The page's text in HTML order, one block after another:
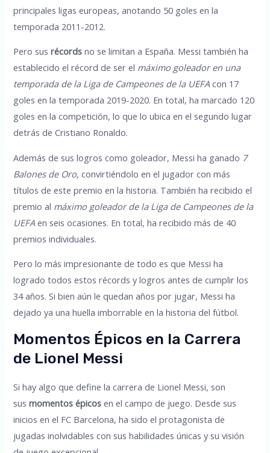
principales ligas europeas, anotando 50 goles en la
temporada 2011-2012.
Pero susrécords no se limitan a España. Messi también ha
establecido el récord de ser el máximo goleador en una
temporada de la Liga de Campeones de la UEFA con 17
goles en la temporada 2019-2020. En total, ha marcado 120
goles en la competición, lo que lo ubica en el segundo lugar
detrás de Cristiano Ronaldo.
Además de sus logros como goleador, Messi ha ganado 7
Balones de Oro, convirtiéndolo en el jugador con más
títulos de este premio en la historia. También ha recibido el
premio al máximo goleador de la Liga de Campeones de la
UEFA en seis ocasiones. En total, ha recibido más de 40
premios individuales.
Pero lo más impresionante de todo es que Messi ha
logrado todos estos récords y logros antes de cumplir los
34 años. Si bien aún le quedan años por jugar, Messi ha
dejado ya una huella imborrable en la historia del fútbol.
Momentos Épicos en la Carrera
de Lionel Messi
Si hay algo que define la carrera de Lionel Messi, son
susmomentos épicos en el campo de juego. Desde sus
inicios en el FC Barcelona, ha sido el protagonista de
jugadas inolvidables con sus habilidades únicas y su visión